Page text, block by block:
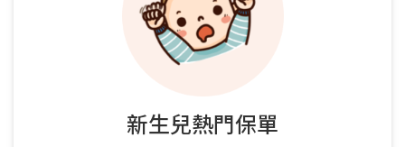
新生兒熱門保單